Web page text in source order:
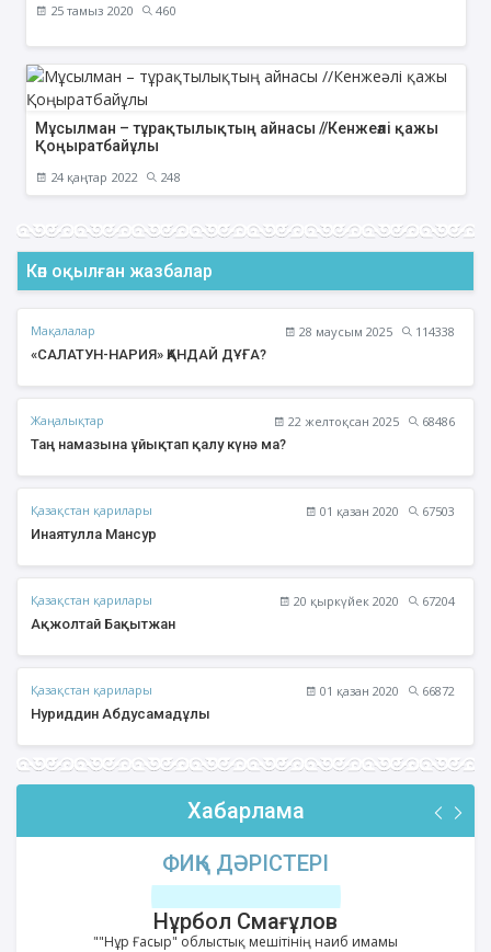
25 тамыз 2020 460
Мұсылман – тұрақтылықтың айнасы //Кенжеәлі қажы
Қоңыратбайұлы
24 қаңтар 2022 248
Көп оқылған жазбалар
Мақалалар 28 маусым 2025
114338
«САЛАТУН-НАРИЯ» ҚАНДАЙ ДҰҒА?
Жаңалықтар 22 желтоқсан 2025
68486
Таң намазына ұйықтап қалу күнә ма?
Қазақстан қарилары 01 қазан 2020
67503
Инаятулла Мансур
Қазақстан қарилары 20 қыркүйек 2020
67204
Ақжолтай Бақытжан
Қазақстан қарилары 01 қазан 2020
66872
Нуриддин Абдусамадұлы
Хабарлама
ФИҚҺ ДӘРІСТЕРІ
Нұрбол Смағұлов
""Нұр Ғасыр" облыстық мешітінің наиб имамы